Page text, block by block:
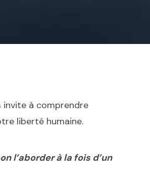
invite à comprendre
liberté humaine.
l’aborder à la fois d’un